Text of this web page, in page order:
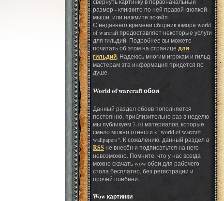
размер - кликните по ней правой кнопкой
мыши, или нажмите эскейп.
С недавнего времени сборник юмора world
of warcraft предоставляет некоторые услуги
для гильдий. Подробнее вы можете
почитать об этом на странице для
гильдий. Надеюсь многим игрокам и гильд
мастерам эта информация придётся по
душе.
World of warcraft обои
Данный раздел обоев пополняется
постоянно, приблизительно раз в неделю
мы публикуем 7-10 материалов, которые
смело можно отнести к "world of warcraft
wallpapers". К сожалению, данный раздел в
RSS не внесён и подписатьтся на него
невозможно. Помните, что у нас всегда
можно скачать wow обои для рабочего
стола бесплатно, без регистрации и
прочей поебени.
Wow картинки